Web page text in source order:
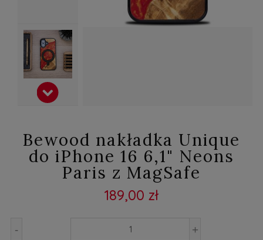
Bewood nakładka Unique
do iPhone 16 6,1" Neons
Paris z MagSafe
189,00 zł
- +